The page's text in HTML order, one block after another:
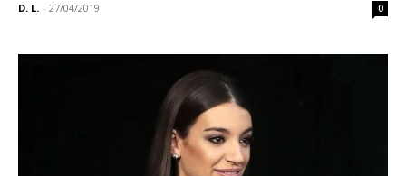
D. L. - 27/04/2019 0